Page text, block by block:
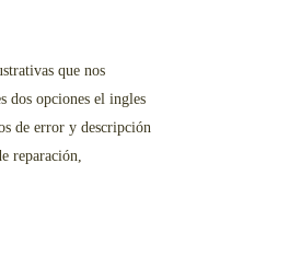
que nos
dos opciones el ingles
de error y descripción
reparación,